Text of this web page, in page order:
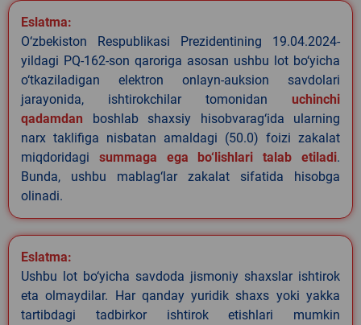
Eslatma:
O‘zbekiston Respublikasi Prezidentining 19.04.2024-
yildagi PQ-162-son qaroriga asosan ushbu lot bo‘yicha
o‘tkaziladigan elektron onlayn-auksion savdolari
jarayonida, ishtirokchilar tomonidan uchinchi
qadamdan boshlab shaxsiy hisobvarag‘ida ularning
narx taklifiga nisbatan amaldagi (50.0) foizi zakalat
miqdoridagi summaga ega bo‘lishlari talab etiladi.
Bunda, ushbu mablag‘lar zakalat sifatida hisobga
olinadi.
Eslatma:
Ushbu lot bo‘yicha savdoda jismoniy shaxslar ishtirok
eta olmaydilar. Har qanday yuridik shaxs yoki yakka
tartibdagi tadbirkor ishtirok etishlari mumkin